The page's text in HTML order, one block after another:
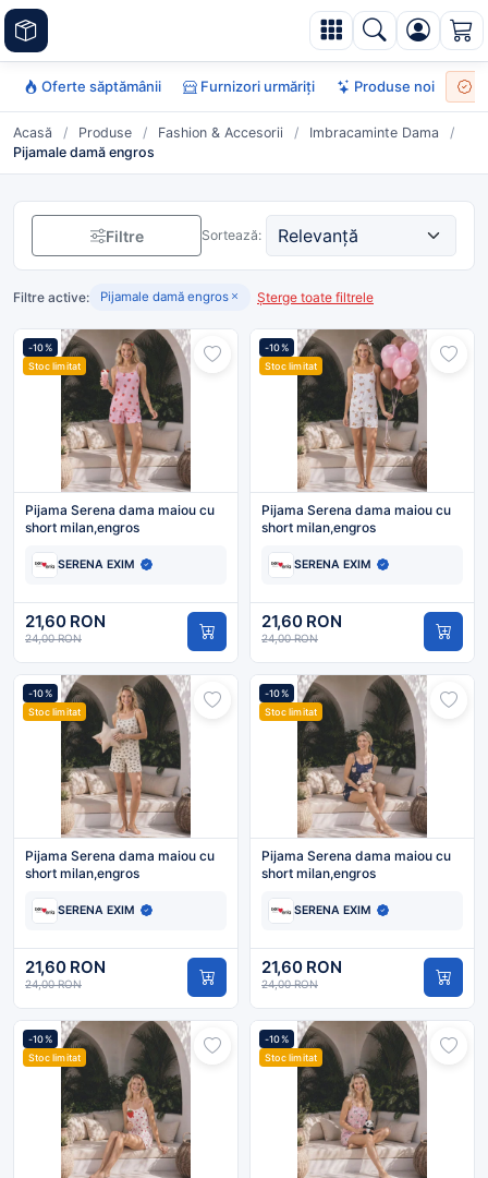
Oferte săptămânii Furnizori urmăriți Produse noi
Acasă / Produse / Fashion & Accesorii / Imbracaminte Dama
/
Pijamale damă engros
Filtre Sortează:
Filtre active: Pijamale damă engros Șterge toate filtrele
-10%
Stoc limitat
Pijama Serena dama maiou cu
short milan,engros
SERENA EXIM
21,60 RON
24,00 RON
-10%
Stoc limitat
Pijama Serena dama maiou cu
short milan,engros
SERENA EXIM
21,60 RON
24,00 RON
-10%
Stoc limitat
Pijama Serena dama maiou cu
short milan,engros
SERENA EXIM
21,60 RON
24,00 RON
-10%
Stoc limitat
Pijama Serena dama maiou cu
short milan,engros
SERENA EXIM
21,60 RON
24,00 RON
-10%
Stoc limitat
-10%
Stoc limitat